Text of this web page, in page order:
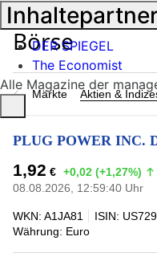
Märkte Aktien &
PLUG POWER INC.
1,92 € +0,02 (+1,27%)
08.08.2026, 12:59:40 Uhr
WKN: A1JA81 ISIN:
Währung: Euro
DER SPIEGEL
The Economist
Alle Magazine der